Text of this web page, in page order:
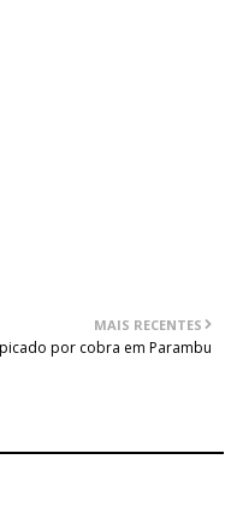
MAIS RECENTES
por cobra em Parambu